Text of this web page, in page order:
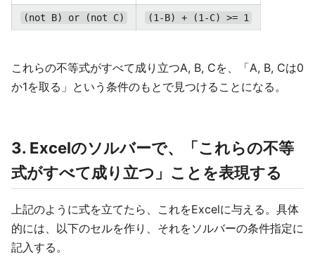
(not B) or (not C) (1-B) + (1-C) >= 1
これらの不等式がすべて成り立つA, B, Cを、「A, B, Cは0
か1を取る」という条件のもとで見つけることになる。
3. Excelのソルバーで、「これらの不等
式がすべて成り立つ」ことを表現する
上記のように式を立てたら、これをExcelに与える。具体
的には、以下のセルを作り、それをソルバーの条件指定に
記入する。